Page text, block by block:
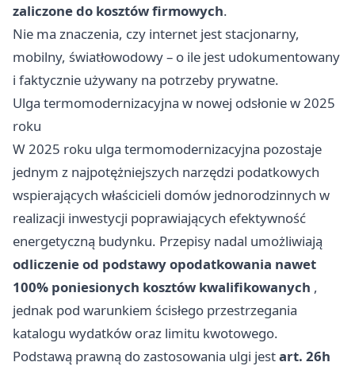
zaliczone do kosztów firmowych.
Nie ma znaczenia, czy internet jest stacjonarny,
mobilny, światłowodowy – o ile jest udokumentowany
i faktycznie używany na potrzeby prywatne.
Ulga termomodernizacyjna w nowej odsłonie w 2025
roku
W 2025 roku ulga termomodernizacyjna pozostaje
jednym z najpotężniejszych narzędzi podatkowych
wspierających właścicieli domów jednorodzinnych w
realizacji inwestycji poprawiających efektywność
energetyczną budynku. Przepisy nadal umożliwiają
odliczenie od podstawy opodatkowania nawet
100% poniesionych kosztów kwalifikowanych ,
jednak pod warunkiem ścisłego przestrzegania
katalogu wydatków oraz limitu kwotowego.
Podstawą prawną do zastosowania ulgi jestart. 26h